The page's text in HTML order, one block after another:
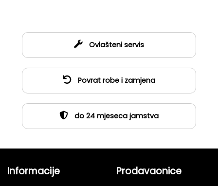
Ovlašteni servis
Povrat robe i zamjena
do 24 mjeseca jamstva
Informacije Prodavaonice